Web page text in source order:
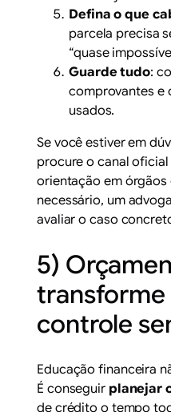
Defina o que
parcela precisa
“quase
Guarde tudo:
comprovantes e
usados.
Se você estiver em
procure o canal
orientação em
necessário, um
avaliar o caso
5)
controle
Educação financeira
É conseguir planejar
de crédito o tempo